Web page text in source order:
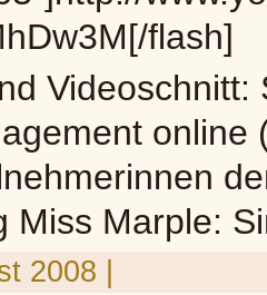
flash]
Videoschnitt:
online
Miss Marple:
2008 |